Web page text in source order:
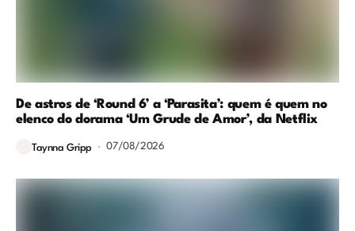
De astros de ‘Round 6’ a ‘Parasita’: quem é quem no
elenco do dorama ‘Um Grude de Amor’, da Netflix
Taynna Gripp 07/08/2026